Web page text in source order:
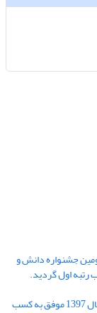
جشنواره دانش و
نشریه علمی - پژوهشی « اطلاعات جغرافیایی(سپهر)» در سال 1397 موفق به کسب